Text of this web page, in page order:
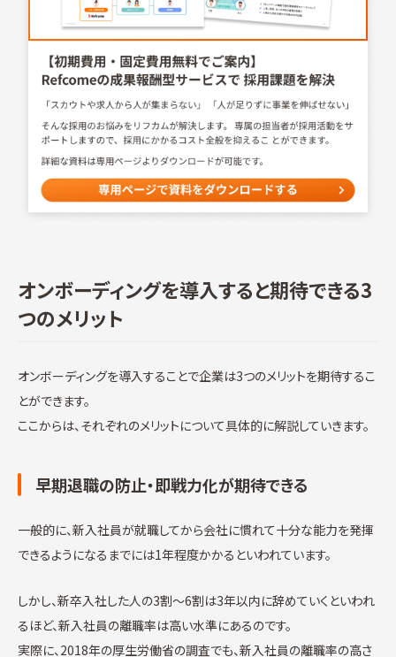
オンボーディングを導入すると期待できる3
つのメリット
オンボーディングを導入することで企業は3つのメリットを期待するこ
とができます。
ここからは、それぞれのメリットについて具体的に解説していきます。
早期退職の防止・即戦力化が期待できる
一般的に、新入社員が就職してから会社に慣れて十分な能力を発揮
できるようになるまでには1年程度かかるといわれています。
しかし、新卒入社した人の3割～6割は3年以内に辞めていくといわれ
るほど、新入社員の離職率は高い水準にあるのです。
実際に、2018年の厚生労働省の調査でも、新入社員の離職率の高さ